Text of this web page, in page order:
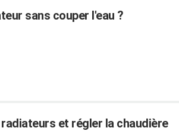
sans couper l'eau ?
et régler la chaudière